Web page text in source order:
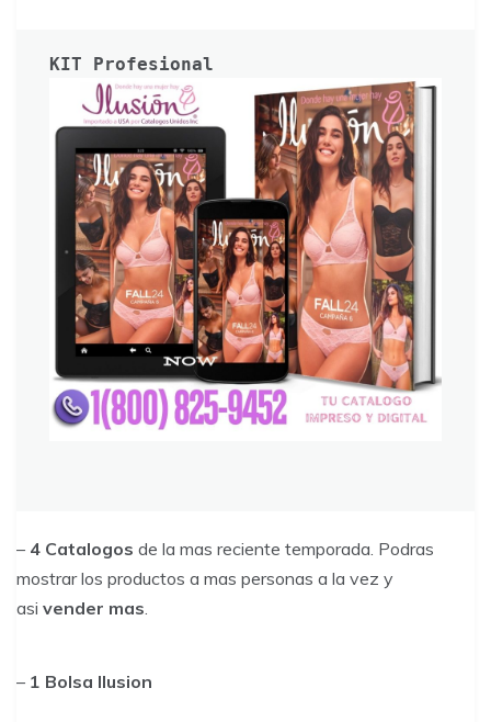
– 4 Catalogos de la mas reciente temporada. Podras
mostrar los productos a mas personas a la vez y
asi vender mas.
– 1 Bolsa Ilusion